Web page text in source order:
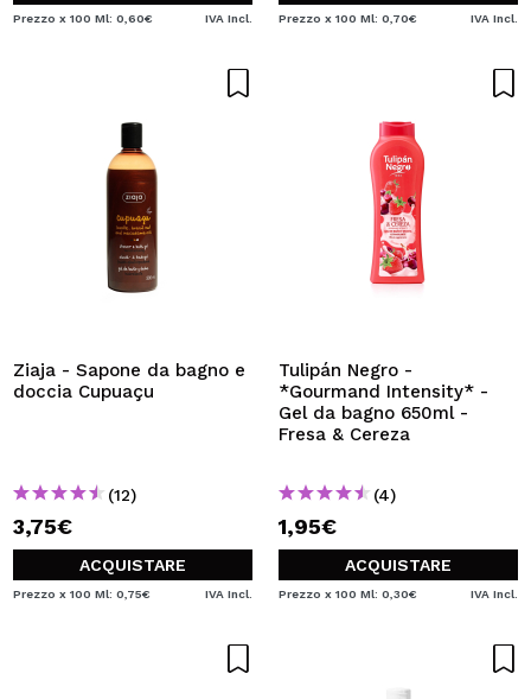
Prezzo x 100 Ml: 0,60€ IVA Incl. Prezzo x 100 Ml: 0,70€ IVA Incl.
Ziaja - Sapone da bagno e
doccia Cupuaçu
(12)
3,75€
ACQUISTARE
Prezzo x 100 Ml: 0,75€ IVA Incl.
Tulipán Negro -
*Gourmand Intensity* -
Gel da bagno 650ml -
Fresa & Cereza
(4)
1,95€
ACQUISTARE
Prezzo x 100 Ml: 0,30€ IVA Incl.